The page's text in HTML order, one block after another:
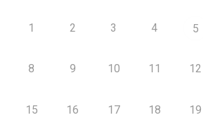
1 2 3 4 5
8 9 10 11 12
15 16 17 18 19